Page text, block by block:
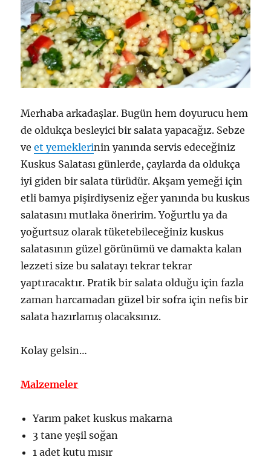
Merhaba arkadaşlar. Bugün hem doyurucu hem
de oldukça besleyici bir salata yapacağız. Sebze
veet yemeklerinin yanında servis edeceğiniz
Kuskus Salatası günlerde, çaylarda da oldukça
iyi giden bir salata türüdür. Akşam yemeği için
etli bamya pişirdiyseniz eğer yanında bu kuskus
salatasını mutlaka öneririm. Yoğurtlu ya da
yoğurtsuz olarak tüketebileceğiniz kuskus
salatasının güzel görünümü ve damakta kalan
lezzeti size bu salatayı tekrar tekrar
yaptıracaktır. Pratik bir salata olduğu için fazla
zaman harcamadan güzel bir sofra için nefis bir
salata hazırlamış olacaksınız.
Kolay gelsin…
Malzemeler
Yarım paket kuskus makarna
3 tane yeşil soğan
1 adet kutu mısır